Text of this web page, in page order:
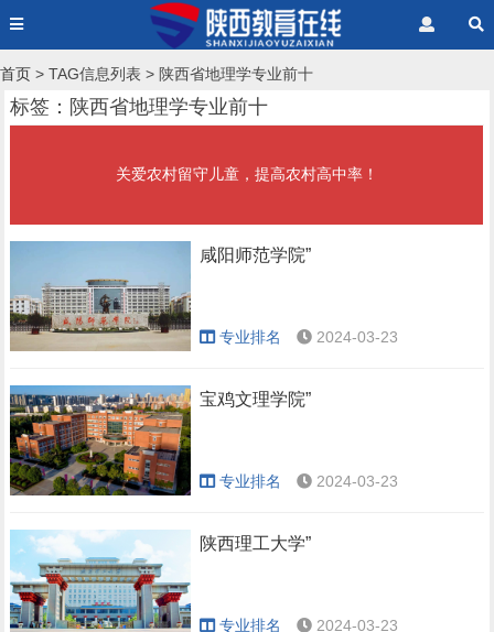
首页 > TAG信息列表 > 陕西省地理学专业前十
标签：陕西省地理学专业前十
关爱农村留守儿童，提高农村高中率！
咸阳师范学院”
专业排名 2024-03-23
宝鸡文理学院”
专业排名 2024-03-23
陕西理工大学”
专业排名 2024-03-23